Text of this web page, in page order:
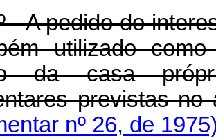
do
utilizado
da casa
previstas no
nº 26, de